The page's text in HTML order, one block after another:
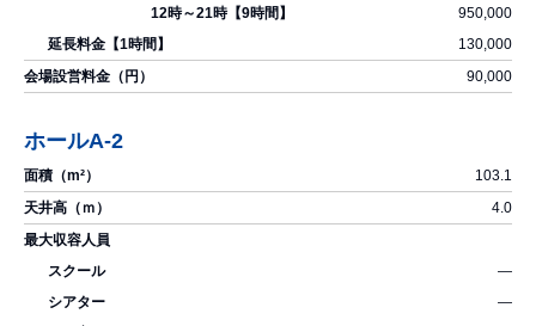
950,000
130,000
90,000
ホールA-2
103.1
4.0
―
―